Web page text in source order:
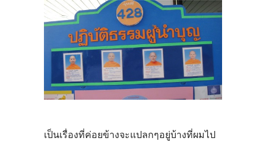
เป็นเรื่องที่ค่อยข้างจะแปลกๆอยู่บ้างที่ผมไป